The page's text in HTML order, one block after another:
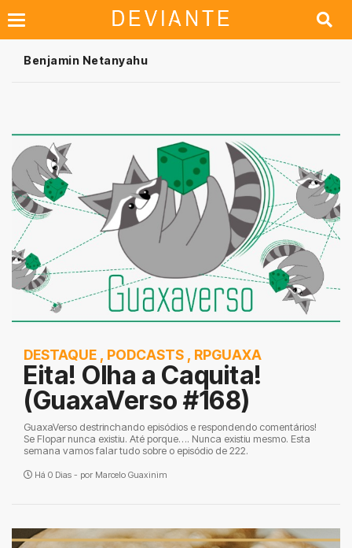
Benjamin Netanyahu
DESTAQUE , PODCASTS , RPGUAXA
Eita! Olha a Caquita!
(GuaxaVerso #168)
GuaxaVerso destrinchando episódios e respondendo comentários!
Se Flopar nunca existiu. Até porque…. Nunca existiu mesmo. Esta
semana vamos falar tudo sobre o episódio de 222.
Há 0 Dias - por Marcelo Guaxinim